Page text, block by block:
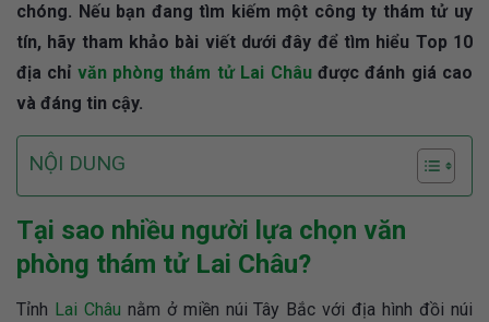
chóng. Nếu bạn đang tìm kiếm một công ty thám tử uy
tín, hãy tham khảo bài viết dưới đây để tìm hiểu Top 10
địa chỉ văn phòng thám tử Lai Châuđược đánh giá cao
và đáng tin cậy.
NỘI DUNG
Tại sao nhiều người lựa chọn văn
phòng thám tử Lai Châu?
Tỉnh Lai Châu nằm ở miền núi Tây Bắc với địa hình đồi núi